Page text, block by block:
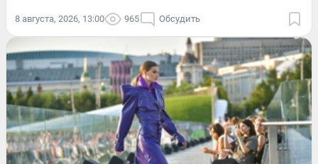
8 августа, 2026, 13:00 965 Обсудить